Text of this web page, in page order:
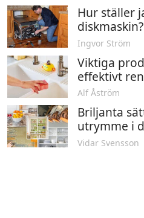
Hur ställer
diskmaskin?
Ingvor Ström
Viktiga
effektivt
Alf Åström
Briljanta
utrymme i
Vidar Svensson